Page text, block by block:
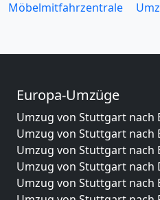
Möbelmitfahrzentrale
Europa-Umzüge
Umzug von Stuttgart nach
Umzug von Stuttgart nach
Umzug von Stuttgart nach
Umzug von Stuttgart nach
Umzug von Stuttgart nach